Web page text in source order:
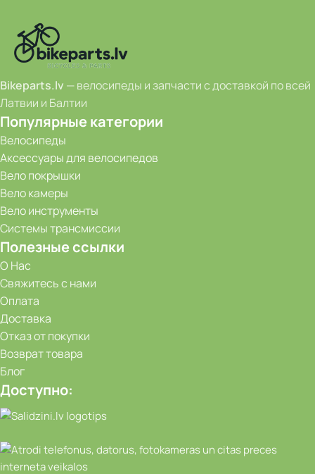
Bikeparts.lv — велосипеды и запчасти с доставкой по всей
Латвии и Балтии
Популярные категории
Велосипеды
Аксессуары для велосипедов
Вело покрышки
Вело камеры
Вело инструменты
Системы трансмиссии
Полезные ссылки
О Нас
Свяжитесь с нами
Оплата
Доставка
Отказ от покупки
Возврат товара
Блог
Доступно: